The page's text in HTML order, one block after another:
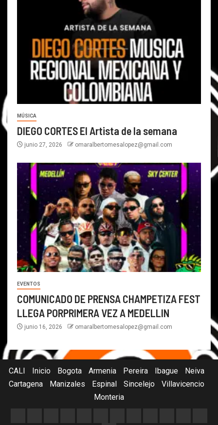
MÚSICA
DIEGO CORTES El Artista de la semana
junio 27, 2026 omaralbertomesalopez@gmail.com
EVENTOS
COMUNICADO DE PRENSA CHAMPETIZA FEST
LLEGA PORPRIMERA VEZ A MEDELLIN
junio 16, 2026 omaralbertomesalopez@gmail.com
CALI Inicio Bogota Armenia Pereira Ibague
Neiva
Cartagena
Manizales Espinal Sincelejo
Villavicencio
Monteria